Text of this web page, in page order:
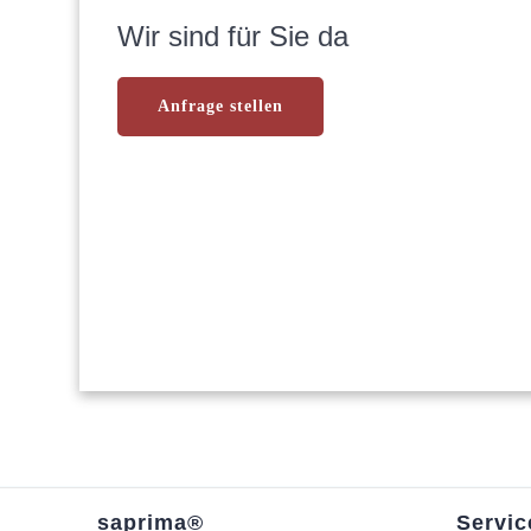
Wir sind für Sie da
Anfrage stellen
saprima®